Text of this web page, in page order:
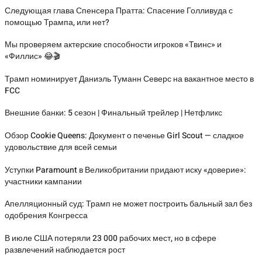
Следующая глава Спенсера Пратта: Спасение Голливуда с
помощью Трампа, или нет?
Мы проверяем актерские способности игроков «Твинс» и
«Филлис» 😂🎬
Трамп номинирует Даниэль Туманн Северс на вакантное место в
FCC
Внешние банки: 5 сезон | Финальный трейлер | Нетфликс
Обзор Cookie Queens: Документ о печенье Girl Scout — сладкое
удовольствие для всей семьи
Уступки Paramount в Великобритании придают иску «доверие»:
участники кампании
Апелляционный суд: Трамп не может построить бальный зал без
одобрения Конгресса
В июле США потеряли 23 000 рабочих мест, но в сфере
развлечений наблюдается рост